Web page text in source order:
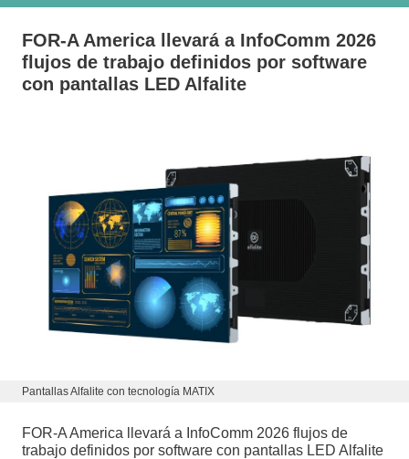
FOR-A America llevará a InfoComm 2026
flujos de trabajo definidos por software
con pantallas LED Alfalite
Pantallas Alfalite con tecnología MATIX
FOR-A America llevará a InfoComm 2026 flujos de
trabajo definidos por software con pantallas LED Alfalite